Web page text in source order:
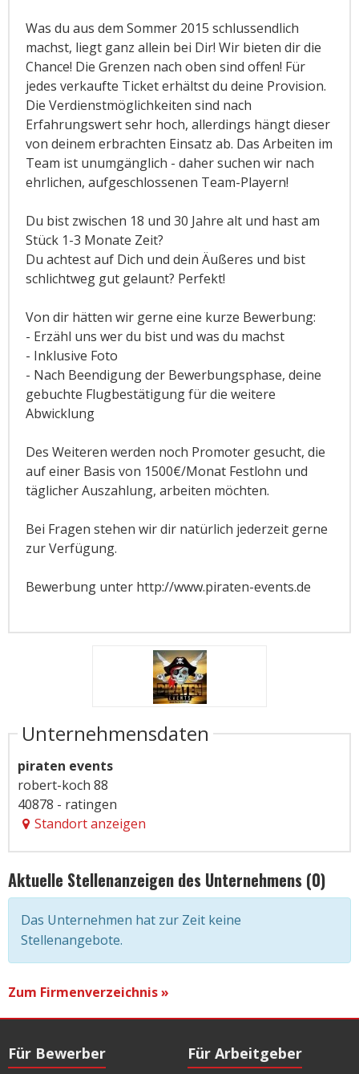
Was du aus dem Sommer 2015 schlussendlich
machst, liegt ganz allein bei Dir! Wir bieten dir die
Chance! Die Grenzen nach oben sind offen! Für
jedes verkaufte Ticket erhältst du deine Provision.
Die Verdienstmöglichkeiten sind nach
Erfahrungswert sehr hoch, allerdings hängt dieser
von deinem erbrachten Einsatz ab. Das Arbeiten im
Team ist unumgänglich - daher suchen wir nach
ehrlichen, aufgeschlossenen Team-Playern!
Du bist zwischen 18 und 30 Jahre alt und hast am
Stück 1-3 Monate Zeit?
Du achtest auf Dich und dein Äußeres und bist
schlichtweg gut gelaunt? Perfekt!
Von dir hätten wir gerne eine kurze Bewerbung:
- Erzähl uns wer du bist und was du machst
- Inklusive Foto
- Nach Beendigung der Bewerbungsphase, deine
gebuchte Flugbestätigung für die weitere
Abwicklung
Des Weiteren werden noch Promoter gesucht, die
auf einer Basis von 1500€/Monat Festlohn und
täglicher Auszahlung, arbeiten möchten.
Bei Fragen stehen wir dir natürlich jederzeit gerne
zur Verfügung.
Bewerbung unter http://www.piraten-events.de
Unternehmensdaten
piraten events
robert-koch 88
40878 - ratingen
Standort anzeigen
Aktuelle Stellenanzeigen des Unternehmens (0)
Das Unternehmen hat zur Zeit keine
Stellenangebote.
Zum Firmenverzeichnis »
Für Bewerber Für Arbeitgeber